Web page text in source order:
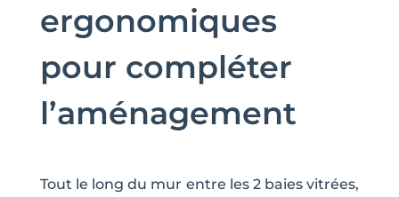
ergonomiques
pour compléter
l’aménagement
Tout le long du mur entre les 2 baies vitrées,